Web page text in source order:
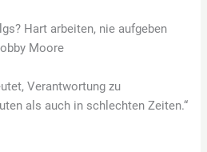
Hart arbeiten, nie aufgeben
Moore
Verantwortung zu
als auch in schlechten Zeiten.“